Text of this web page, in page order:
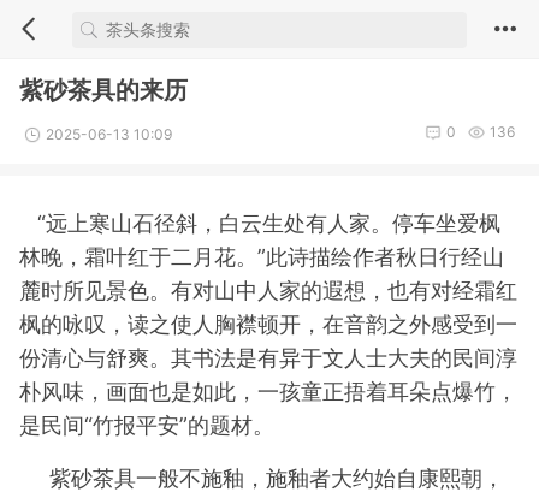
紫砂茶具的来历
2025-06-13 10:09 136
0
“远上寒山石径斜，白云生处有人家。停车坐爱枫
林晚，霜叶红于二月花。”此诗描绘作者秋日行经山
麓时所见景色。有对山中人家的遐想，也有对经霜红
枫的咏叹，读之使人胸襟顿开，在音韵之外感受到一
份清心与舒爽。其书法是有异于文人士大夫的民间淳
朴风味，画面也是如此，一孩童正捂着耳朵点爆竹，
是民间“竹报平安”的题材。
紫砂茶具一般不施釉，施釉者大约始自康熙朝，